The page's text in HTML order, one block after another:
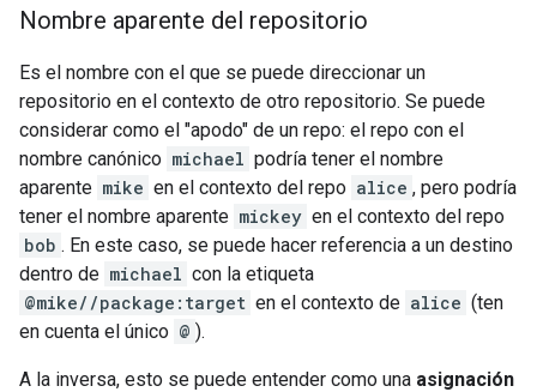
Nombre aparente del repositorio
Es el nombre con el que se puede direccionar un
repositorio en el contexto de otro repositorio. Se puede
considerar como el "apodo" de un repo: el repo con el
nombre canónico michael podría tener el nombre
aparente mike en el contexto del repo alice , pero podría
tener el nombre aparente mickey en el contexto del repo
bob . En este caso, se puede hacer referencia a un destino
dentro de michael con la etiqueta
@mike//package:target en el contexto de alice (ten
en cuenta el único @ ).
A la inversa, esto se puede entender como una asignación